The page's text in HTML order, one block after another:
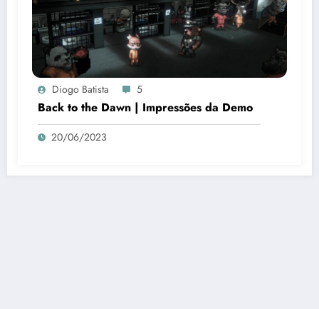
Diogo Batista 5
Back to the Dawn | Impressões da Demo
20/06/2023